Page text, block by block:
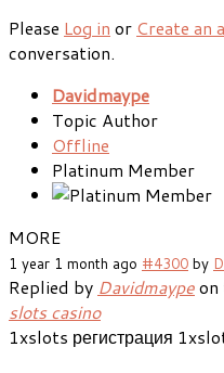
Please Log in or Create an
conversation.
Davidmaype
Topic Author
Offline
Platinum Member
MORE
1 year 1 month ago #4300 by
Replied by Davidmaypeon
slots casino
1xslots регистрация